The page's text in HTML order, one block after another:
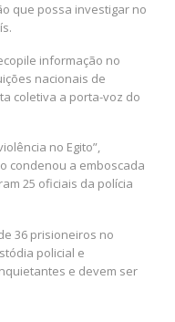
que possa investigar no
informação no
nacionais de
coletiva a porta-voz do
no Egito”,
condenou a emboscada
25 oficiais da polícia
36 prisioneiros no
policial e
e devem ser